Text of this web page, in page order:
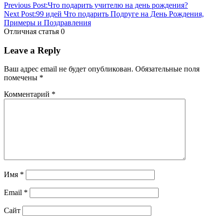
подарить
учителю{q}
размышления
и
Previous Post:Что подарить учителю на день рождения?
Next Post:99 идей Что подарить Подруге на День Рождения,
Примеры и Поздравления
Отличная статья 0
Leave a Reply
Ваш адрес email не будет опубликован. Обязательные поля
помечены *
Комментарий *
Имя *
Email *
Сайт